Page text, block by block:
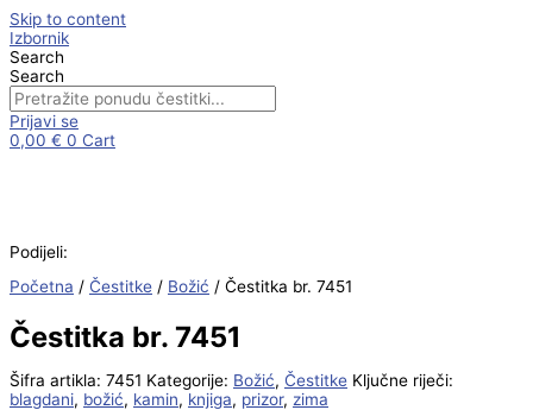
Skip to content
Izbornik
Search
Search
Prijavi se
0,00 € 0 Cart
Podijeli:
Početna / Čestitke / Božić / Čestitka br. 7451
Čestitka br. 7451
Šifra artikla: 7451 Kategorije: Božić, Čestitke Ključne riječi:
blagdani, božić, kamin, knjiga, prizor, zima